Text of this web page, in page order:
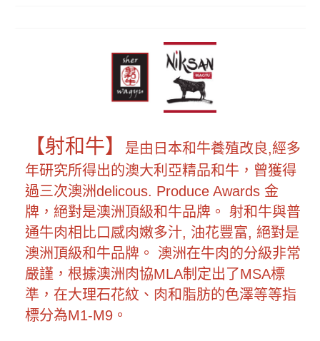
【射和牛】
是由日本和牛養殖改良,經多
年研究所得出的澳大利亞精品和牛，曾獲得
過三次澳洲delicous. Produce Awards 金
牌，絕對是澳洲頂級和牛品牌。 射和牛與普
通牛肉相比口感肉嫩多汁, 油花豐富, 絕對是
澳洲頂級和牛品牌。 澳洲在牛肉的分級非常
嚴謹，根據澳洲肉協MLA制定出了MSA標
準，在大理石花紋、肉和脂肪的色澤等等指
標分為M1-M9。